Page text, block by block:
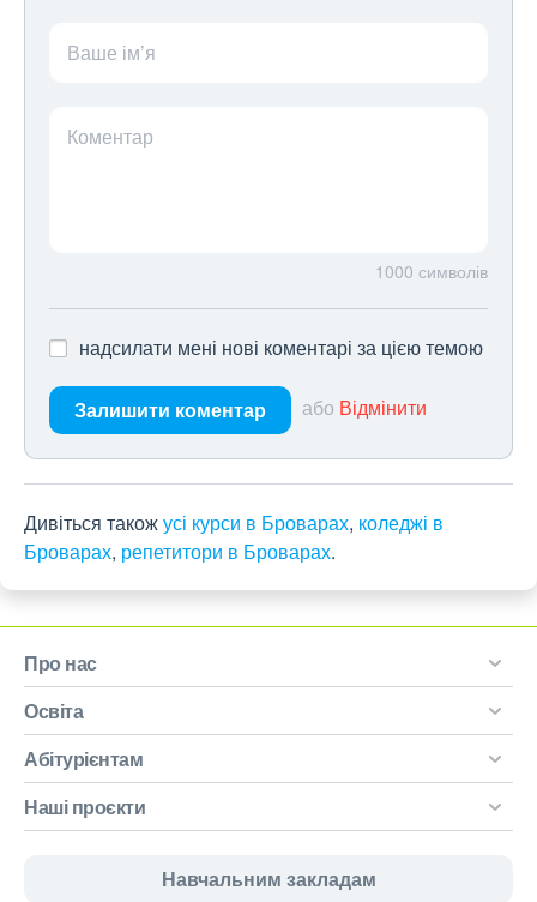
Ваше ім’я
Коментар
1000 символів
надсилати мені нові коментарі за цією темою
Залишити коментар або Відмінити
Дивіться такожусі курси в Броварах, коледжі в
Броварах, репетитори в Броварах.
Про нас
Освіта
Абітурієнтам
Наші проєкти
Навчальним закладам